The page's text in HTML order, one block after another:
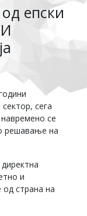
епски
сега
се
решавање на
и
страна на